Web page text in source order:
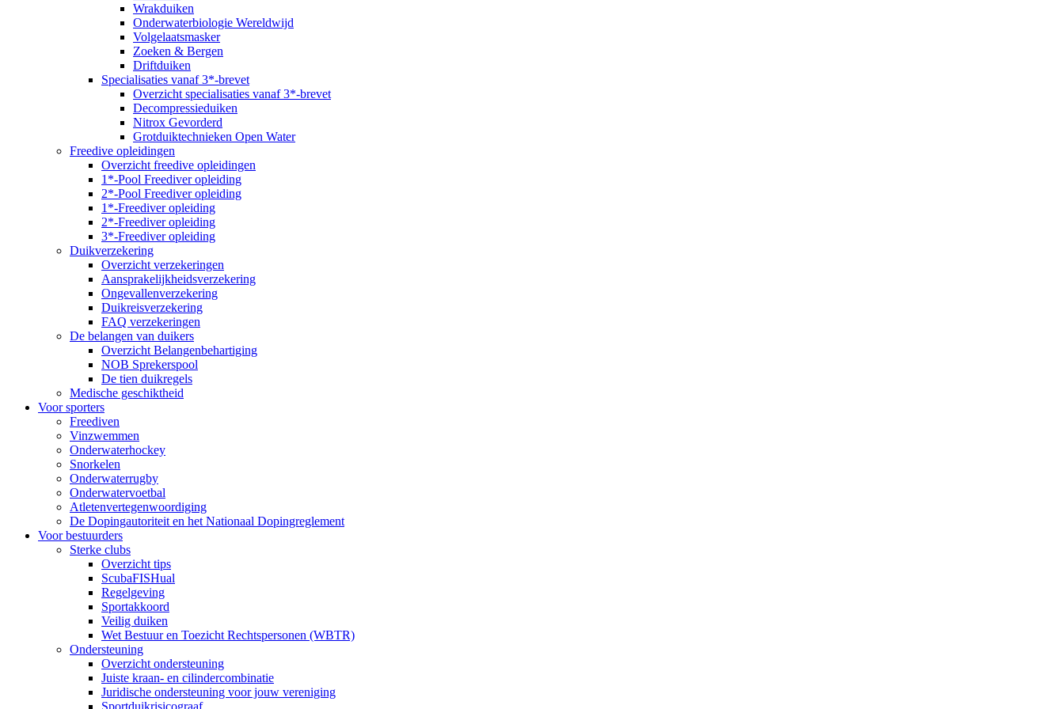
Wrakduiken
Onderwaterbiologie Wereldwijd
Volgelaatsmasker
Zoeken & Bergen
Driftduiken
Specialisaties vanaf 3*-brevet
Overzicht specialisaties vanaf 3*-brevet
Decompressieduiken
Nitrox Gevorderd
Grotduiktechnieken Open Water
Freedive opleidingen
Overzicht freedive opleidingen
1*-Pool Freediver opleiding
2*-Pool Freediver opleiding
1*-Freediver opleiding
2*-Freediver opleiding
3*-Freediver opleiding
Duikverzekering
Overzicht verzekeringen
Aansprakelijkheidsverzekering
Ongevallenverzekering
Duikreisverzekering
FAQ verzekeringen
De belangen van duikers
Overzicht Belangenbehartiging
NOB Sprekerspool
De tien duikregels
Medische geschiktheid
Voor sporters
Freediven
Vinzwemmen
Onderwaterhockey
Snorkelen
Onderwaterrugby
Onderwatervoetbal
Atletenvertegenwoordiging
De Dopingautoriteit en het Nationaal Dopingreglement
Voor bestuurders
Sterke clubs
Overzicht tips
ScubaFISHual
Regelgeving
Sportakkoord
Veilig duiken
Wet Bestuur en Toezicht Rechtspersonen (WBTR)
Ondersteuning
Overzicht ondersteuning
Juiste kraan- en cilindercombinatie
Juridische ondersteuning voor jouw vereniging
Sportduikrisicograaf